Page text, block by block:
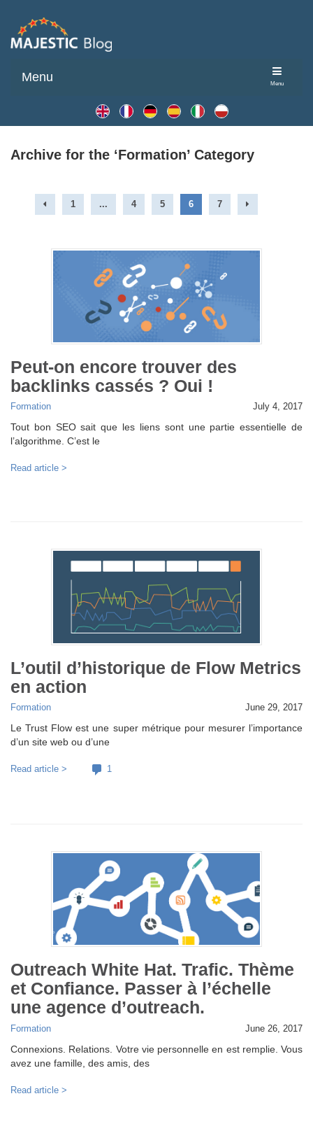
Menu
Menu
Archive for the ‘Formation’ Category
1 ... 4 5 6 7
Peut-on encore trouver des
backlinks cassés ? Oui !
Formation July 4, 2017
Tout bon SEO sait que les liens sont une partie essentielle de
l’algorithme. C’est le
Read article >
L’outil d’historique de Flow Metrics
en action
Formation June 29, 2017
Le Trust Flow est une super métrique pour mesurer l’importance
d’un site web ou d’une
Read article > 1
Outreach White Hat. Trafic. Thème
et Confiance. Passer à l’échelle
une agence d’outreach.
Formation June 26, 2017
Connexions. Relations. Votre vie personnelle en est remplie. Vous
avez une famille, des amis, des
Read article >